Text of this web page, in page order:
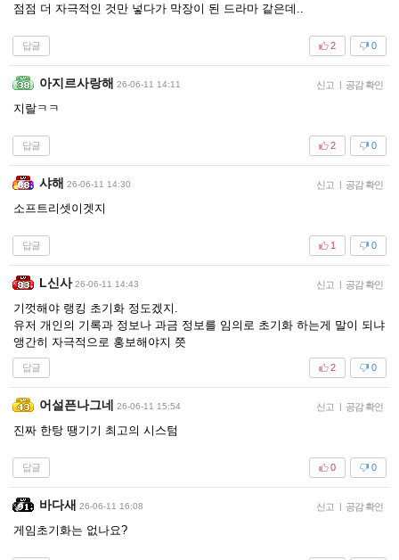
점점 더 자극적인 것만 넣다가 막장이 된 드라마 같은데..
답글 0
2
아지르사랑해 26-06-11 14:11 신고 | 공감 확인
지랄ㅋㅋ
답글 0
2
샤해 26-06-11 14:30 신고 | 공감 확인
소프트리셋이겟지
답글 0
1
L신사 26-06-11 14:43 신고 | 공감 확인
기껏해야 랭킹 초기화 정도겠지.
유저 개인의 기록과 정보나 과금 정보를 임의로 초기화 하는게 말이 되냐
앵간히 자극적으로 홍보해야지 쯧
답글 0
2
어설픈나그네 26-06-11 15:54 신고 | 공감 확인
진짜 한탕 땡기기 최고의 시스텀
답글 0
0
바다새 26-06-11 16:08 신고 | 공감 확인
게임초기화는 없나요?